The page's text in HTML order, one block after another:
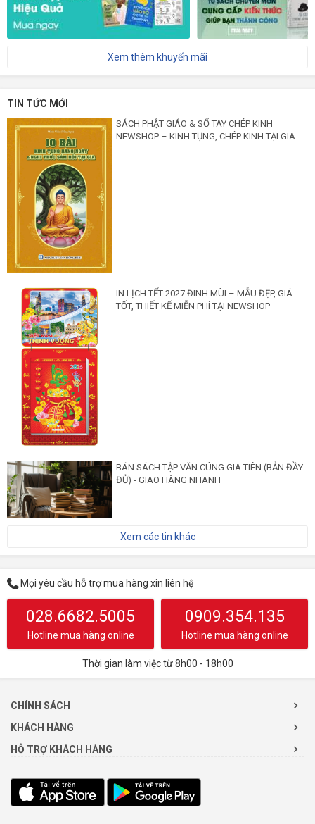
Xem thêm khuyến mãi
TIN TỨC MỚI
SÁCH PHẬT GIÁO & SỔ TAY CHÉP KINH
NEWSHOP – KINH TỤNG, CHÉP KINH TẠI GIA
IN LỊCH TẾT 2027 ĐINH MÙI – MẪU ĐẸP, GIÁ
TỐT, THIẾT KẾ MIỄN PHÍ TẠI NEWSHOP
BÁN SÁCH TẬP VĂN CÚNG GIA TIÊN (BẢN ĐẦY
ĐỦ) - GIAO HÀNG NHANH
Xem các tin khác
Mọi yêu cầu hỗ trợ mua hàng xin liên hệ
028.6682.5005
Hotline mua hàng online
0909.354.135
Hotline mua hàng online
Thời gian làm việc từ 8h00 - 18h00
CHÍNH SÁCH
KHÁCH HÀNG
HỖ TRỢ KHÁCH HÀNG